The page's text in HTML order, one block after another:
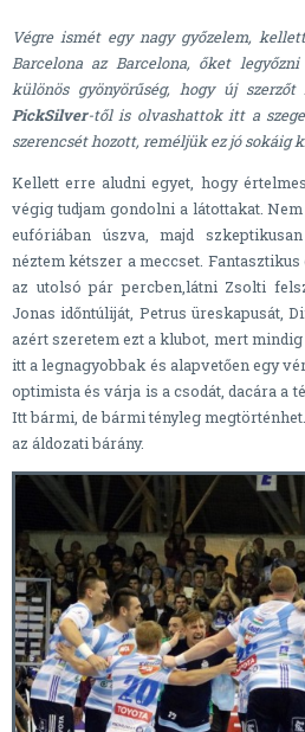
Végre ismét egy nagy győzelem,
Barcelona az Barcelona, őket
különös gyönyörűség, hogy új
PickSilver-től is olvashattok itt a
szerencsét hozott, reméljük ez jó sokáig
Kellett erre aludni egyet, hogy
végig tudjam gondolni a látottakat.
eufóriában úszva, majd
néztem kétszer a meccset.
az utolsó pár percben,látni Zsolti
Jonas időntúliját, Petrus üreskapusát,
azért szeretem ezt a klubot, mert
itt a legnagyobbak és alapvetően egy
optimista és várja is a csodát, dacára a
Itt bármi, de bármi tényleg
az áldozati bárány.